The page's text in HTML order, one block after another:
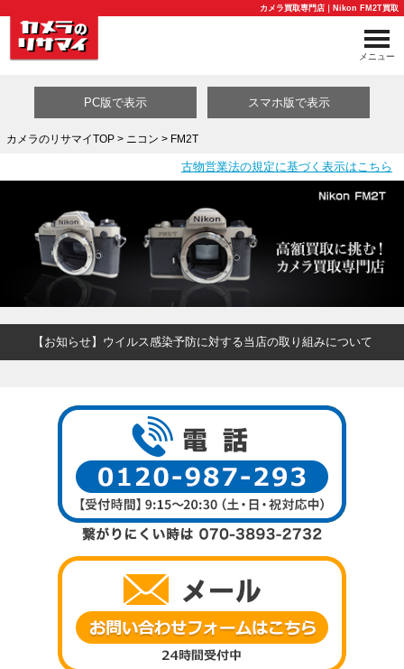
カメラ買取専門店｜Nikon FM2T買取
メニュー
買取カテゴリ一覧
PC版で表示 スマホ版で表示
カメラのリサマイTOP> ニコン > FM2T
古物営業法の規定に基づく表示はこちら
【お知らせ】ウイルス感染予防に対する当店の取り組みについて